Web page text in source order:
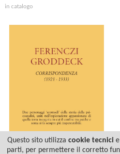
in catalogo
Questo sito utilizza cookie tecnicie
parti, per permettere il corretto